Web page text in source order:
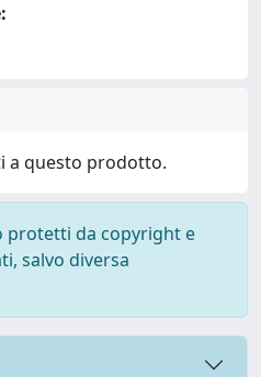
a questo prodotto.
protetti da copyright e
salvo diversa